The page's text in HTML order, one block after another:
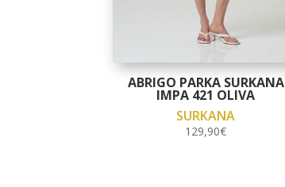
ABRIGO PARKA SURKANA
IMPA 421 OLIVA
SURKANA
129,90€